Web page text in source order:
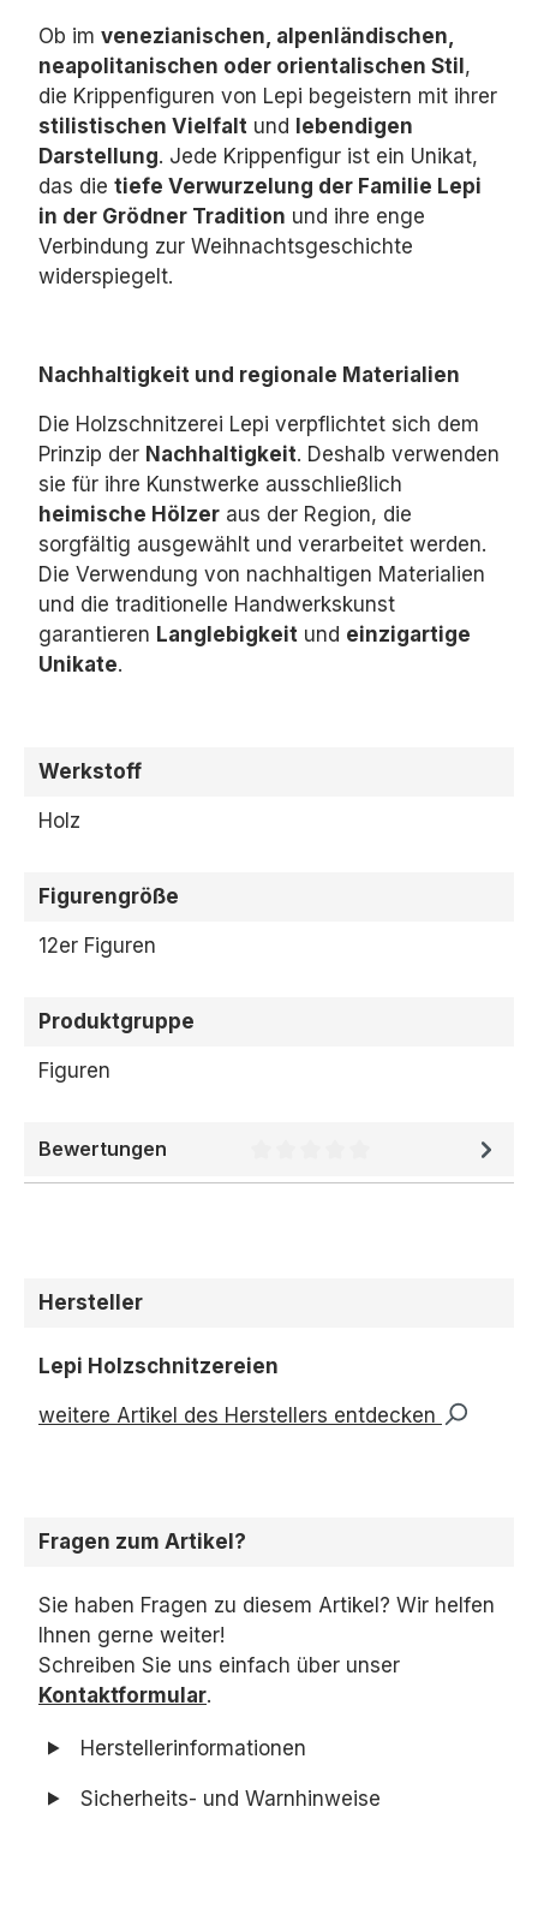
Ob im venezianischen, alpenländischen,
neapolitanischen oder orientalischen Stil,
die Krippenfiguren von Lepi begeistern mit ihrer
stilistischen Vielfalt und lebendigen
Darstellung. Jede Krippenfigur ist ein Unikat,
das die tiefe Verwurzelung der Familie Lepi
in der Grödner Tradition und ihre enge
Verbindung zur Weihnachtsgeschichte
widerspiegelt.
Nachhaltigkeit und regionale Materialien
Die Holzschnitzerei Lepi verpflichtet sich dem
Prinzip der Nachhaltigkeit. Deshalb verwenden
sie für ihre Kunstwerke ausschließlich
heimische Hölzer aus der Region, die
sorgfältig ausgewählt und verarbeitet werden.
Die Verwendung von nachhaltigen Materialien
und die traditionelle Handwerkskunst
garantieren Langlebigkeit und einzigartige
Unikate.
Werkstoff
Holz
Figurengröße
12er Figuren
Produktgruppe
Figuren
Bewertungen
Durchschnittliche Bewertung
Hersteller
Lepi Holzschnitzereien
weitere Artikel des Herstellers entdecken
Fragen zum Artikel?
Sie haben Fragen zu diesem Artikel? Wir helfen
Ihnen gerne weiter!
Schreiben Sie uns einfach über unser
Kontaktformular.
Herstellerinformationen
Sicherheits- und Warnhinweise